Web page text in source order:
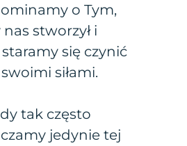
o Tym,
stworzył i
się czynić
siłami.
tak często
jedynie tej